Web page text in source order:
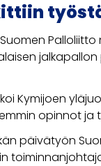
Palloliitto
Kymijoen
opinnot
päivätyön